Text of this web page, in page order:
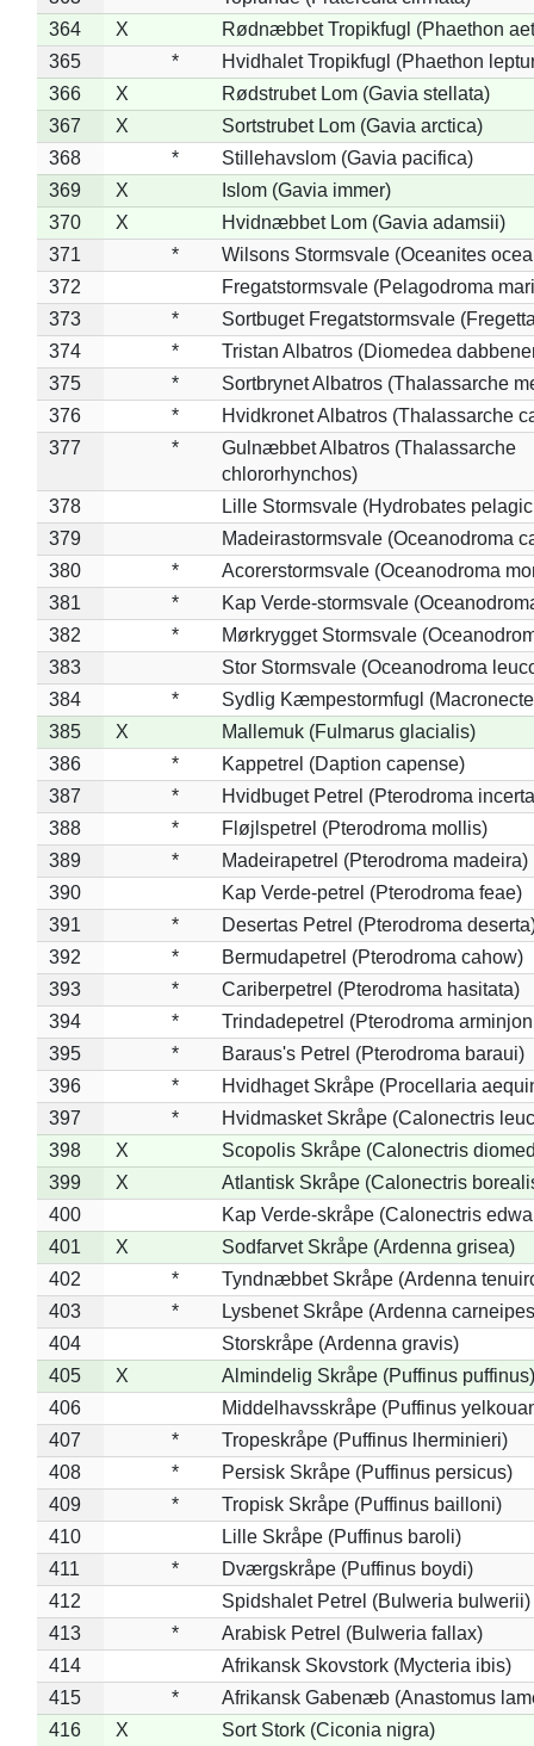
364
X
Rødnæbbet Tropikfugl (Phaethon
365
*
Hvidhalet Tropikfugl (Phaethon
366
X
Rødstrubet Lom (Gavia stellata)
367
X
Sortstrubet Lom (Gavia arctica)
368
*
Stillehavslom (Gavia pacifica)
369
X
Islom (Gavia immer)
370
X
Hvidnæbbet Lom (Gavia adamsii)
371
*
Wilsons Stormsvale (Oceanites
372
Fregatstormsvale (Pelagodroma
373
*
Sortbuget Fregatstormsvale
374
*
Tristan Albatros (Diomedea
375
*
Sortbrynet Albatros (Thalassarche
376
*
Hvidkronet Albatros (Thalassarche
377
*
Gulnæbbet Albatros (Thalassarche
chlororhynchos)
378
Lille Stormsvale (Hydrobates
379
Madeirastormsvale (Oceanodroma
380
*
Acorerstormsvale (Oceanodroma
381
*
Kap Verde-stormsvale
382
*
Mørkrygget Stormsvale
383
Stor Stormsvale (Oceanodroma
384
*
Sydlig Kæmpestormfugl
385
X
Mallemuk (Fulmarus glacialis)
386
*
Kappetrel (Daption capense)
387
*
Hvidbuget Petrel (Pterodroma
388
*
Fløjlspetrel (Pterodroma mollis)
389
*
Madeirapetrel (Pterodroma madeira)
390
Kap Verde-petrel (Pterodroma feae)
391
*
Desertas Petrel (Pterodroma
392
*
Bermudapetrel (Pterodroma cahow)
393
*
Cariberpetrel (Pterodroma hasitata)
394
*
Trindadepetrel (Pterodroma
395
*
Baraus's Petrel (Pterodroma baraui)
396
*
Hvidhaget Skråpe (Procellaria
397
*
Hvidmasket Skråpe (Calonectris
398
X
Scopolis Skråpe (Calonectris
399
X
Atlantisk Skråpe (Calonectris
400
Kap Verde-skråpe (Calonectris
401
X
Sodfarvet Skråpe (Ardenna grisea)
402
*
Tyndnæbbet Skråpe (Ardenna
403
*
Lysbenet Skråpe (Ardenna
404
Storskråpe (Ardenna gravis)
405
X
Almindelig Skråpe (Puffinus puffinus)
406
Middelhavsskråpe (Puffinus
407
*
Tropeskråpe (Puffinus lherminieri)
408
*
Persisk Skråpe (Puffinus persicus)
409
*
Tropisk Skråpe (Puffinus bailloni)
410
Lille Skråpe (Puffinus baroli)
411
*
Dværgskråpe (Puffinus boydi)
412
Spidshalet Petrel (Bulweria bulwerii)
413
*
Arabisk Petrel (Bulweria fallax)
414
Afrikansk Skovstork (Mycteria ibis)
415
*
Afrikansk Gabenæb (Anastomus
416
X
Sort Stork (Ciconia nigra)